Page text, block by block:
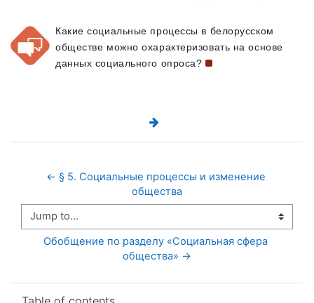
Какие социальные процессы в белорусском
обществе можно охарактеризовать на основе
данных социального опроса?
← § 5. Социальные процессы и изменение
общества
Jump to...
Обобщение по разделу «Социальная сфера
общества» →